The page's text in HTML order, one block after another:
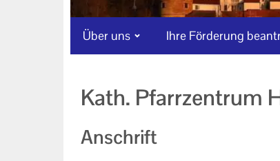
Über uns Ihre Förderung
Kath. Pfarrzentrum
Anschrift